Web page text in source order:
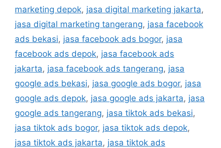
marketing depok, jasa digital marketing jakarta,
jasa digital marketing tangerang, jasa facebook
ads bekasi, jasa facebook ads bogor, jasa
facebook ads depok, jasa facebook ads
jakarta, jasa facebook ads tangerang, jasa
google ads bekasi, jasa google ads bogor, jasa
google ads depok, jasa google ads jakarta, jasa
google ads tangerang, jasa tiktok ads bekasi,
jasa tiktok ads bogor, jasa tiktok ads depok,
jasa tiktok ads jakarta, jasa tiktok ads